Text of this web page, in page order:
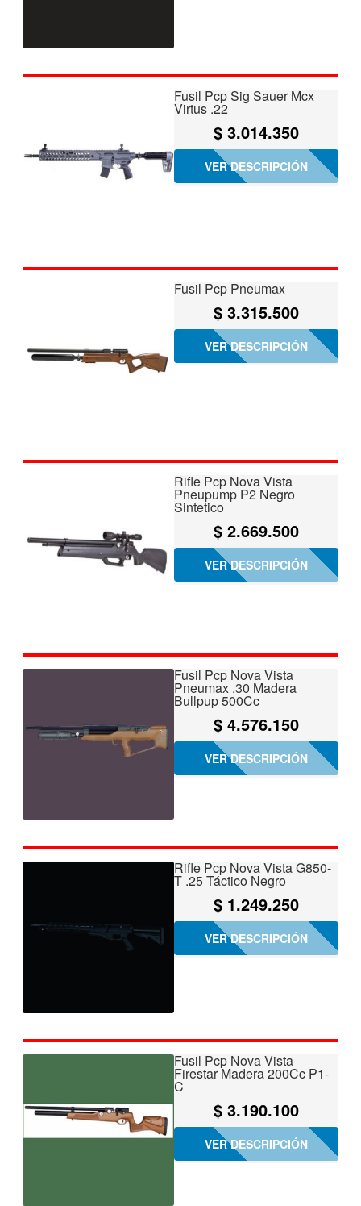
Fusil Pcp Sig Sauer Mcx
Virtus .22
$3.014.350
VER DESCRIPCIÓN
Fusil Pcp Pneumax
$3.315.500
VER DESCRIPCIÓN
Rifle Pcp Nova Vista
Pneupump P2 Negro
Sintetico
$2.669.500
VER DESCRIPCIÓN
Fusil Pcp Nova Vista
Pneumax .30 Madera
Bullpup 500Cc
$4.576.150
VER DESCRIPCIÓN
Rifle Pcp Nova Vista G850-
T .25 Táctico Negro
$1.249.250
VER DESCRIPCIÓN
Fusil Pcp Nova Vista
Firestar Madera 200Cc P1-
C
$3.190.100
VER DESCRIPCIÓN